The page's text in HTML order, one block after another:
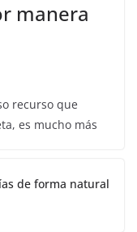
manera
recurso que
es mucho más
de forma natural